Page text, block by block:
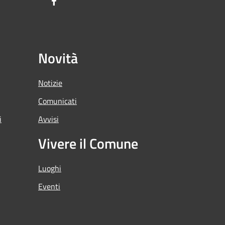
Novità
Notizie
Comunicati
Avvisi
Vivere il Comune
Luoghi
Eventi